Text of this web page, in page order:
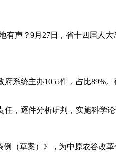
声？9月27日，省十四届人大
统主办1055件，占比89%
逐件分析研判，实施科学论
草案）》，为中原农谷改革